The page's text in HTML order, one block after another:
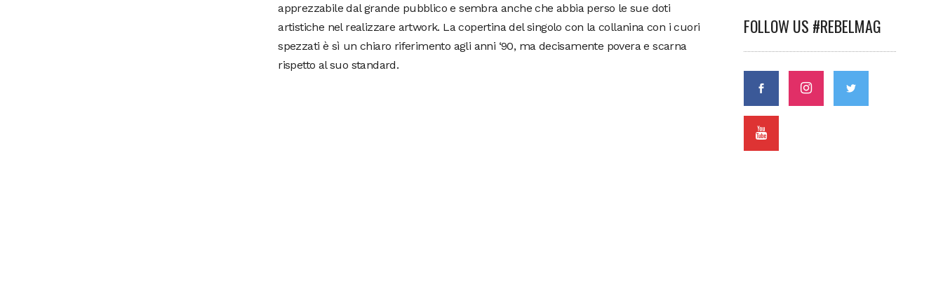
apprezzabile dal grande pubblico e sembra anche che abbia perso le sue doti
artistiche nel realizzare artwork. La copertina del singolo con la collanina con i cuori
spezzati è sì un chiaro riferimento agli anni ‘90, ma decisamente povera e scarna
rispetto al suo standard.
FOLLOW US #REBELMAG